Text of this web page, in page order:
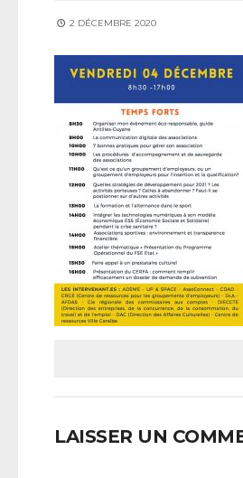
2 DÉCEMBRE 2020
LAISSER UN